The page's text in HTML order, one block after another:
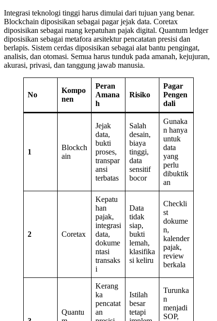
Integrasi teknologi tinggi harus dimulai dari tujuan yang benar.
Blockchain diposisikan sebagai pagar jejak data. Coretax
diposisikan sebagai ruang kepatuhan pajak digital. Quantum ledger
diposisikan sebagai metafora arsitektur pencatatan presisi dan
berlapis. Sistem cerdas diposisikan sebagai alat bantu pengingat,
analisis, dan otomasi. Semua harus tunduk pada amanah, kejujuran,
akurasi, privasi, dan tanggung jawab manusia.
No
Kompo
nen
Peran
Amana
h
Risiko
Pagar
Pengen
dali
1
Blockch
ain
Jejak
data,
bukti
proses,
transpar
ansi
terbatas
Salah
desain,
biaya
tinggi,
data
sensitif
bocor
Gunaka
n hanya
untuk
data
yang
perlu
dibuktik
an
2 Coretax
Kepatu
han
pajak,
integrasi
data,
dokume
ntasi
transaks
i
Data
tidak
siap,
bukti
lemah,
klasifika
si keliru
Checkli
st
dokume
n,
kalender
pajak,
review
berkala
Quantu
Kerang
ka
pencatat
an
Istilah
besar
tetapi
Turunka
n
menjadi
SOP,